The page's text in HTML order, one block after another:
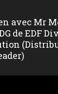
avec Mr
de EDF